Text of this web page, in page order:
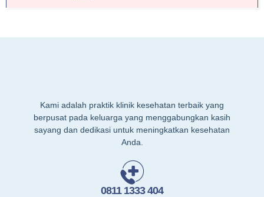
Kami adalah praktik klinik kesehatan terbaik yang
berpusat pada keluarga yang menggabungkan kasih
sayang dan dedikasi untuk meningkatkan kesehatan
Anda.
0811 1333 404